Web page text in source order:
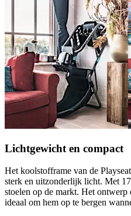
Lichtgewicht en compact
Het koolstofframe van de
sterk en uitzonderlijk licht. Met
stoelen op de markt. Het
ideaal om hem op te bergen